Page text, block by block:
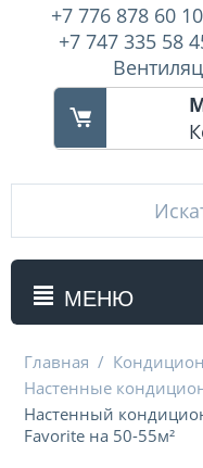
+7 776 878 60 10
+7 747 335 58
МЕНЮ
Главная /
Настенные
Hастенный
Favorite на 50-55м²